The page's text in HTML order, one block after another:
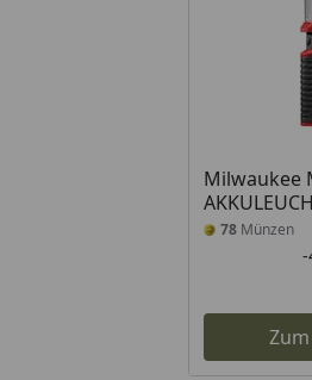
Milwaukee
78 Münzen
-